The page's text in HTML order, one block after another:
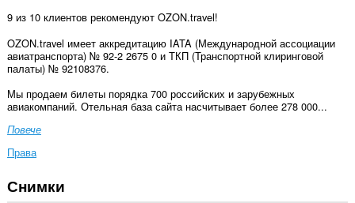
9 из 10 клиентов рекомендуют OZON.travel!
OZON.travel имеет аккредитацию IATA (Международной ассоциации
авиатранспорта) № 92-2 2675 0 и ТКП (Транспортной клиринговой
палаты) № 92108376.
Мы продаем билеты порядка 700 российских и зарубежных
авиакомпаний. Отельная база сайта насчитывает более 278 000...
Повече
Права
Това
разширение
Снимки